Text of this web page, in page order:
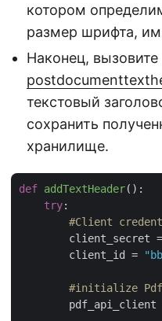
котором
размер шрифта,
Наконец,
текстовый
сохранить
хранилище.
def addTextHeader():
try:
#Client
        client_secret =
        client_id =
#initialize
pdf_api_client